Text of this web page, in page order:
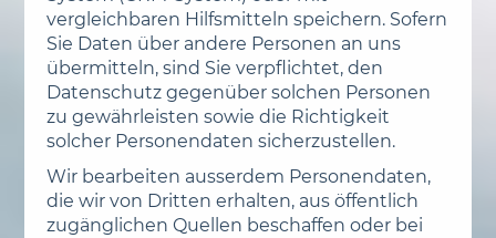
vergleichbaren Hilfsmitteln speichern. Sofern
Sie Daten über andere Personen an uns
übermitteln, sind Sie verpflichtet, den
Datenschutz gegenüber solchen Personen
zu gewährleisten sowie die Richtigkeit
solcher Personendaten sicherzustellen.
Wir bearbeiten ausserdem Personendaten,
die wir von Dritten erhalten, aus öffentlich
zugänglichen Quellen beschaffen oder bei